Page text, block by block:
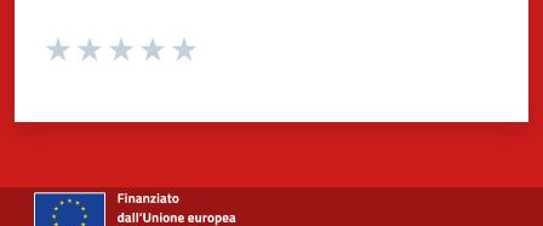
Valuta da 1 a 5 stelle la pagina